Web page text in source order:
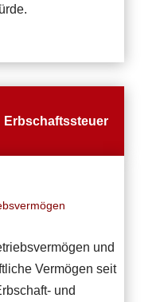
Erbschaftssteuer
und
Vermögen seit
und